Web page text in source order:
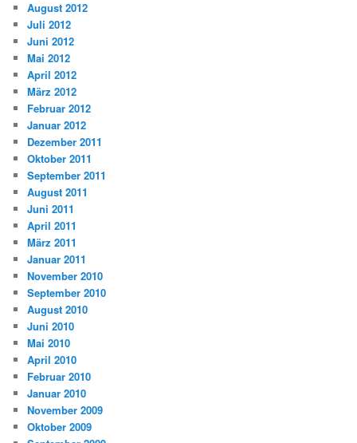
August 2012
Juli 2012
Juni 2012
Mai 2012
April 2012
März 2012
Februar 2012
Januar 2012
Dezember 2011
Oktober 2011
September 2011
August 2011
Juni 2011
April 2011
März 2011
Januar 2011
November 2010
September 2010
August 2010
Juni 2010
Mai 2010
April 2010
Februar 2010
Januar 2010
November 2009
Oktober 2009